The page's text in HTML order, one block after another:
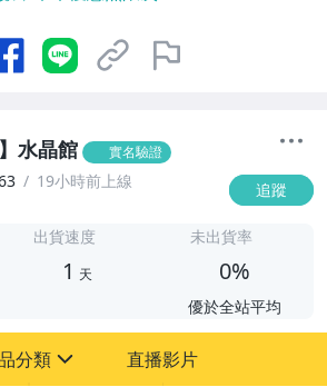
水晶館 實名驗證
19小時前上線 追蹤
出貨速度
1 天
未出貨率
0%
優於全站平均
分類 直播影片